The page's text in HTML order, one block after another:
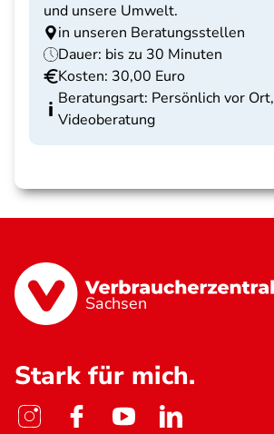
und unsere Umwelt.
in unseren Beratungsstellen
Dauer: bis zu 30 Minuten
Kosten: 30,00 Euro
Beratungsart: Persönlich vor Ort,
Videoberatung
Sachsen
Stark für mich.